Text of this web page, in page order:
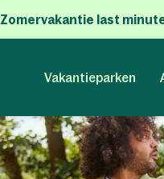
Zomervakantie last
Vakantieparken